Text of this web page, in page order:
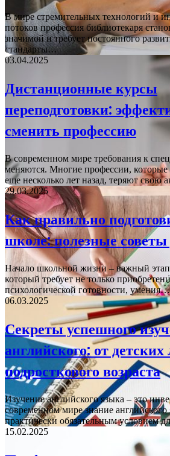
В мире стремительных технологий и
потоков профессия библиотекаря
значимой и требует постоянного
стандарты…
03.04.2025
Дистанционные курсы
переподготовки:
сменить профессию
В современном мире требования к
меняются. Многие профессии,
еще несколько лет назад, теряют свою
29.03.2025
Как правильно
школе: полезные советы
Начало школьной жизни – важный этап
который требует не только
психологической готовности, умения…
06.03.2025
Секреты успешного
английского: от детских
подросткового возраста
Изучение английского языка – это
современном мире знание английского
практически обязательным условием
15.02.2025